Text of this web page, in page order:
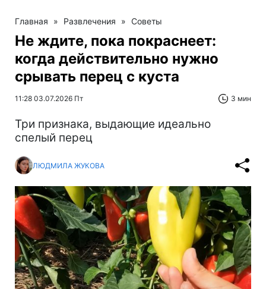
Главная » Развлечения » Советы
Не ждите, пока покраснеет:
когда действительно нужно
срывать перец с куста
11:28 03.07.2026 Пт 3 мин
Три признака, выдающие идеально
спелый перец
ЛЮДМИЛА ЖУКОВА